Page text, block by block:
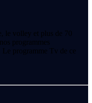
le volley et plus de 70
programmes
Le programme Tv de ce